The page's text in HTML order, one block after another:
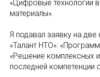
«Цифровые технологии
материалы».
Я подавал заявку на две
«Талант НТО»:
«Решение комплексных
последней компетенции